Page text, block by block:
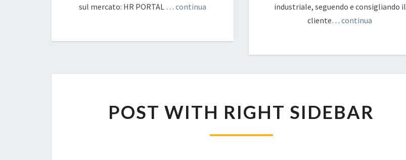
sul mercato: HR PORTAL … continua
industriale, seguendo e consigliando il
cliente… continua
WITH
SIDEBAR
POST WITH RIGHT SIDEBAR